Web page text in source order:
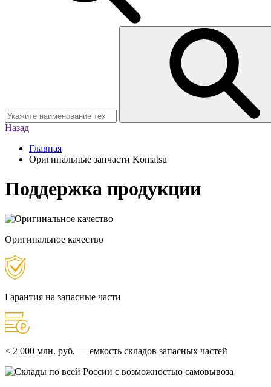
Назад
Главная
Оригинальные запчасти Komatsu
Поддержка продукции
Оригинальное качество
Гарантия на запасные части
< 2 000 млн. руб. — емкость складов запасных частей